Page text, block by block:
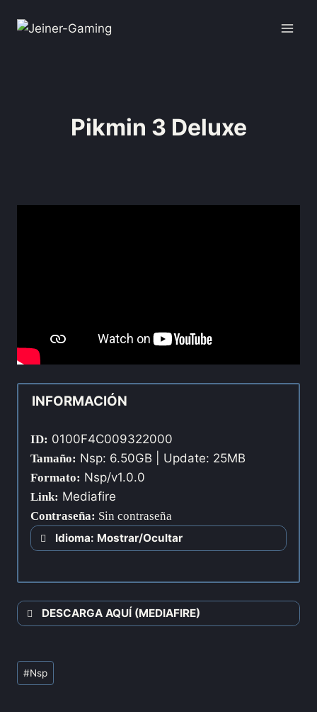
Pikmin 3 Deluxe
INFORMACIÓN
ID: 0100F4C009322000
Tamaño: Nsp: 6.50GB | Update: 25MB
Formato: Nsp/v1.0.0
Link: Mediafire
Contraseña: Sin contraseña
Idioma: Mostrar/Ocultar
DESCARGA AQUÍ (MEDIAFIRE)
#Nsp